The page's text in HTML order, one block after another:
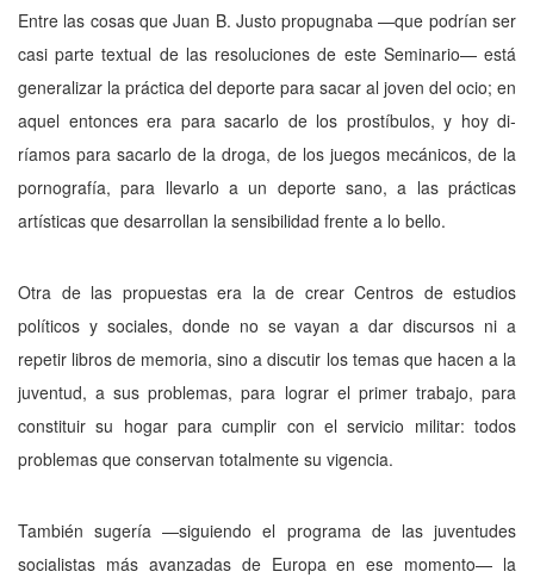
Entre las cosas que Juan B. Justo propugnaba —que podrían ser
casi parte textual de las resoluciones de este Semi­nario— está
generalizar la práctica del deporte para sacar al joven del ocio; en
aquel entonces era para sacarlo de los prostíbulos, y hoy di­
ríamos para sacarlo de la droga, de los juegos mecánicos, de la
pornografía, para llevarlo a un deporte sano, a las prácticas
artísticas que desarrollan la sensibilidad frente a lo bello.
Otra de las propuestas era la de crear Centros de estudios
políticos y sociales, don­de no se vayan a dar discursos ni a
repetir libros de memoria, sino a discutir los temas que hacen a la
juventud,asus problemas, para lo­grar el primer trabajo, para
constituir su hogar para cumplir con el servicio militar: todos
problemas que conservan totalmente su vi­gencia.
También sugería —siguiendo el programa­ de las juventudes
socialistas más avanza­das de Europa en ese momento— la